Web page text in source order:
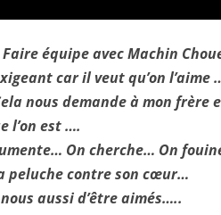
Faire équipe avec Machin
car il veut qu’on
nous demande à mon
l’on est ….
On cherche… On
peluche contre son cœur…
aussi d’être aimés…..